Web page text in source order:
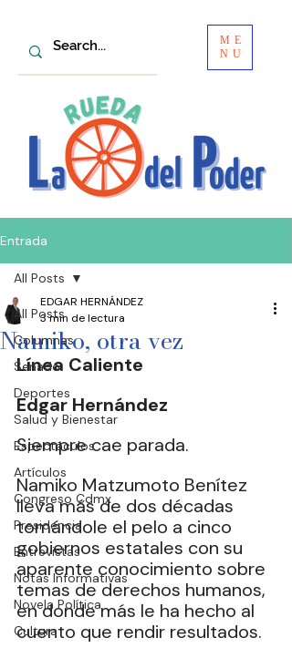
ME
NU
Entrada
All Posts
Columnas
Senado
Deportes
Salud y Bienestar
Espectáculos
Artículos
Congreso Cdmx
Presidencia
Entrevistas
Notas Informativas
Novela Política
Cultura
All Posts
Namiko, otra vez
EDGAR HERNÁNDEZ
3 min de lectura
Línea Caliente
Edgar Hernández
Siempre cae parada.
Namiko Matzumoto Benítez
lleva más de dos décadas
tomándole el pelo a cinco
gobiernos estatales con su
aparente conocimiento sobre
temas de derechos humanos,
en donde más le ha hecho al
cuento que rendir resultados.